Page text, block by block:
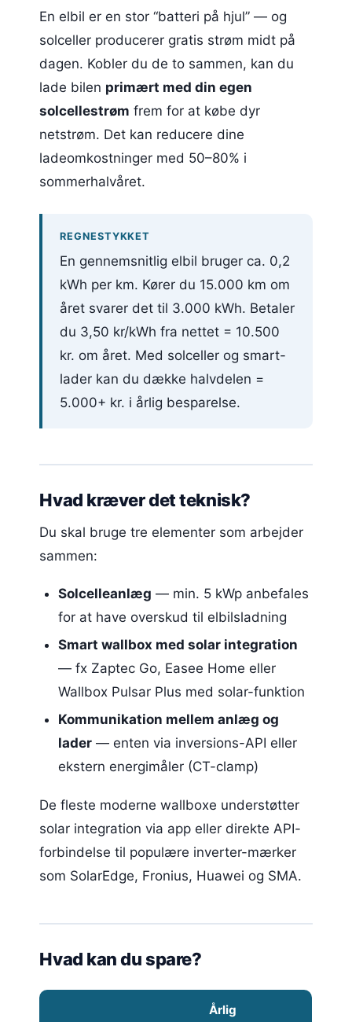
En elbil er en stor “batteri på hjul” — og
solceller producerer gratis strøm midt på
dagen. Kobler du de to sammen, kan du
lade bilen primært med din egen
solcellestrøm frem for at købe dyr
netstrøm. Det kan reducere dine
ladeomkostninger med 50–80% i
sommerhalvåret.
REGNESTYKKET
En gennemsnitlig elbil bruger ca. 0,2
kWh per km. Kører du 15.000 km om
året svarer det til 3.000 kWh. Betaler
du 3,50 kr/kWh fra nettet = 10.500
kr. om året. Med solceller og smart-
lader kan du dække halvdelen =
5.000+ kr. i årlig besparelse.
Hvad kræver det teknisk?
Du skal bruge tre elementer som arbejder
sammen:
Solcelleanlæg — min. 5 kWp anbefales
for at have overskud til elbilsladning
Smart wallbox med solar integration
— fx Zaptec Go, Easee Home eller
Wallbox Pulsar Plus med solar-funktion
Kommunikation mellem anlæg og
lader — enten via inversions-API eller
ekstern energimåler (CT-clamp)
De fleste moderne wallboxe understøtter
solar integration via app eller direkte API-
forbindelse til populære inverter-mærker
som SolarEdge, Fronius, Huawei og SMA.
Hvad kan du spare?
Årlig